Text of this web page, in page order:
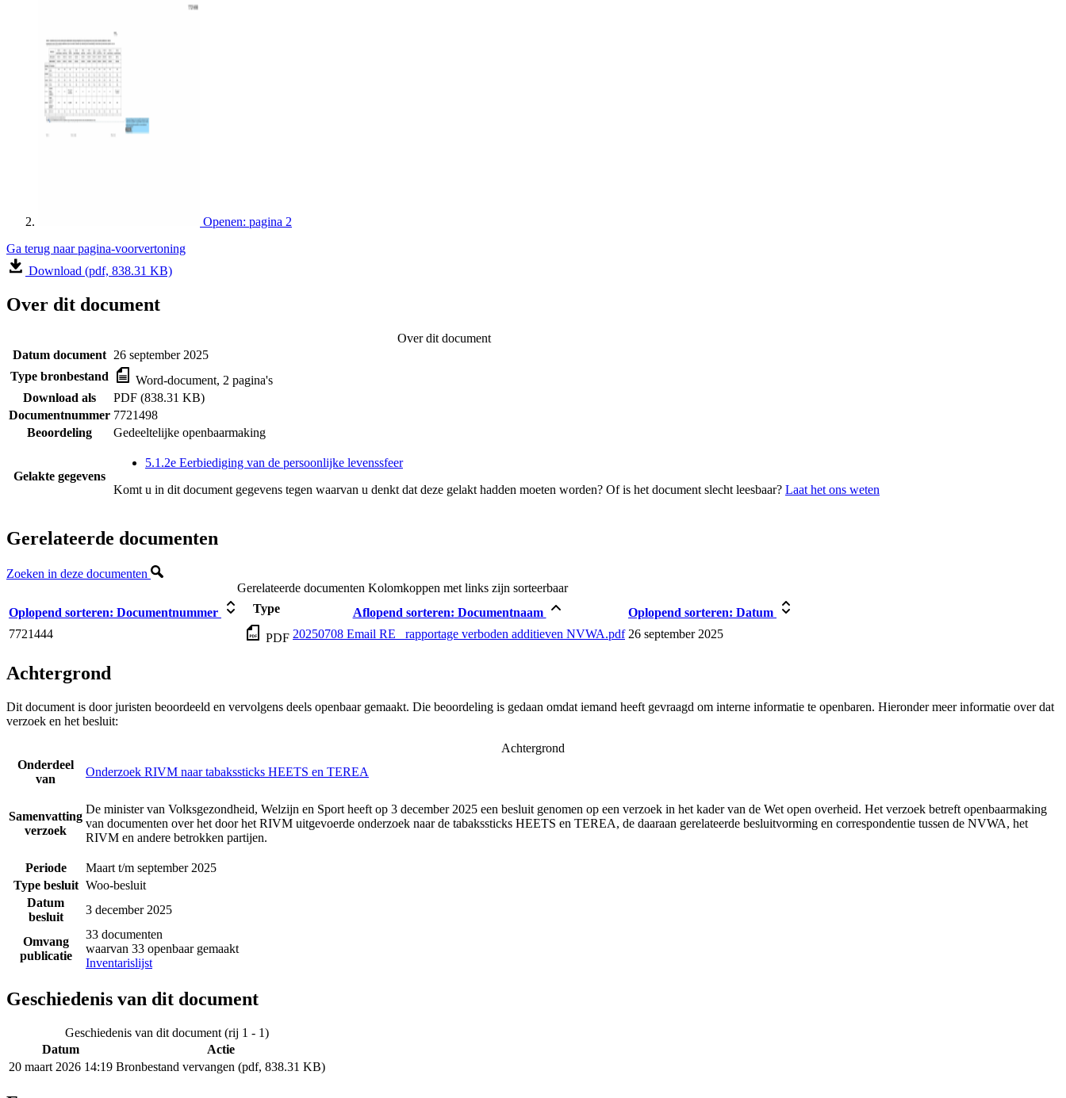
Openen: pagina 2
Ga terug naar pagina-voorvertoning
Download (pdf, 838.31 KB)
Over dit document
Over dit document
Datum document 26 september 2025
Type bronbestand
Word-document, 2 pagina's
Download als
PDF (838.31 KB)
Documentnummer 7721498
Beoordeling
Gedeeltelijke openbaarmaking
Gelakte gegevens
5.1.2e Eerbiediging van de persoonlijke levenssfeer
Komt u in dit document gegevens tegen waarvan u denkt dat deze gelakt hadden moeten worden? Of is het document slecht leesbaar? Laat het ons weten
Gerelateerde documenten
Zoeken in deze documenten
Gerelateerde documenten Kolomkoppen met links zijn sorteerbaar
Oplopend sorteren: Documentnummer Type Aflopend sorteren: Documentnaam Oplopend sorteren: Datum
7721444
PDF 20250708 Email RE_ rapportage verboden additieven NVWA.pdf 26 september 2025
Achtergrond
Dit document is door juristen beoordeeld en vervolgens deels openbaar gemaakt. Die beoordeling is gedaan omdat iemand heeft gevraagd om interne informatie te openbaren. Hieronder meer informatie over dat
verzoek en het besluit:
Achtergrond
Onderdeel
van
Onderzoek RIVM naar tabakssticks HEETS en TEREA
Samenvatting
verzoek
De minister van Volksgezondheid, Welzijn en Sport heeft op 3 december 2025 een besluit genomen op een verzoek in het kader van de Wet open overheid. Het verzoek betreft openbaarmaking
van documenten over het door het RIVM uitgevoerde onderzoek naar de tabakssticks HEETS en TEREA, de daaraan gerelateerde besluitvorming en correspondentie tussen de NVWA, het
RIVM en andere betrokken partijen.
Periode
Maart t/m september 2025
Type besluit Woo-besluit
Datum
besluit
3 december 2025
Omvang
publicatie
33 documenten
waarvan 33 openbaar gemaakt
Inventarislijst
Geschiedenis van dit document
Geschiedenis van dit document (rij 1 - 1)
Datum
Actie
20 maart 2026 14:19 Bronbestand vervangen (pdf, 838.31 KB)